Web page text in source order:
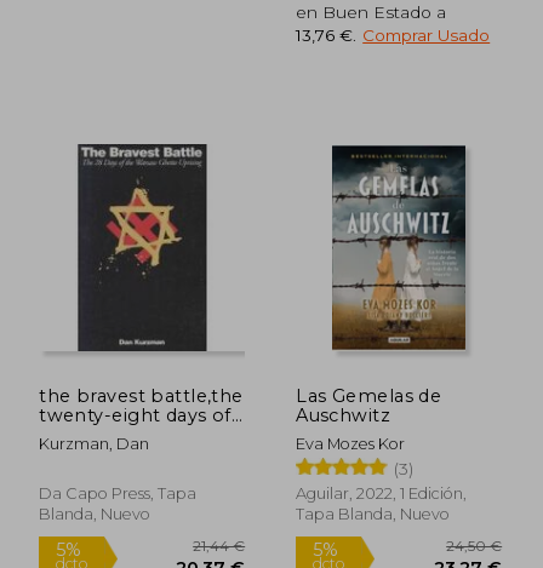
5%
dcto.
10,95 €
10,40 €
Rápido
5%
dcto.
Rápido
en Buen Estado a
13,76 € Comprar Usado
the bravest battle,the
twenty-eight days of
the warsaw ghetto
uprising (en Inglés)
Kurzman, Dan
Da Capo Press, Tapa
Blanda, Nuevo
Las Gemelas de
Auschwitz
Eva Mozes Kor
(3)
Aguilar, 2022, 1 Edición,
Tapa Blanda, Nuevo